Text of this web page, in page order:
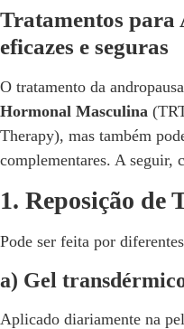
Tratamentos para
eficazes e seguras
O tratamento da
Hormonal Masculina
Therapy), mas também
complementares. A seguir,
1. Reposição de
Pode ser feita por
a) Gel
Aplicado diariamente na